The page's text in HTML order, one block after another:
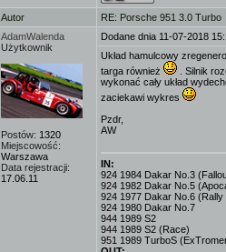
Autor
RE: Porsche 951 3.0 Turbo
AdamWalenda
Użytkownik
Postów: 1320
Miejscowość:
Warszawa
Data rejestracji:
17.06.11
Dodane dnia 11-07-2018
Układ hamulcowy
targa również
. Silnik
wykonać cały układ
zaciekawi wykres
Pzdr,
AW
IN:
924 1984 Dakar No.3
924 1982 Dakar No.5
924 1977 Dakar No.6
924 1980 Dakar No.7
944 1989 S2
944 1989 S2 (Race)
951 1989 TurboS